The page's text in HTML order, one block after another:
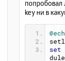
попробовал
key ни в
set